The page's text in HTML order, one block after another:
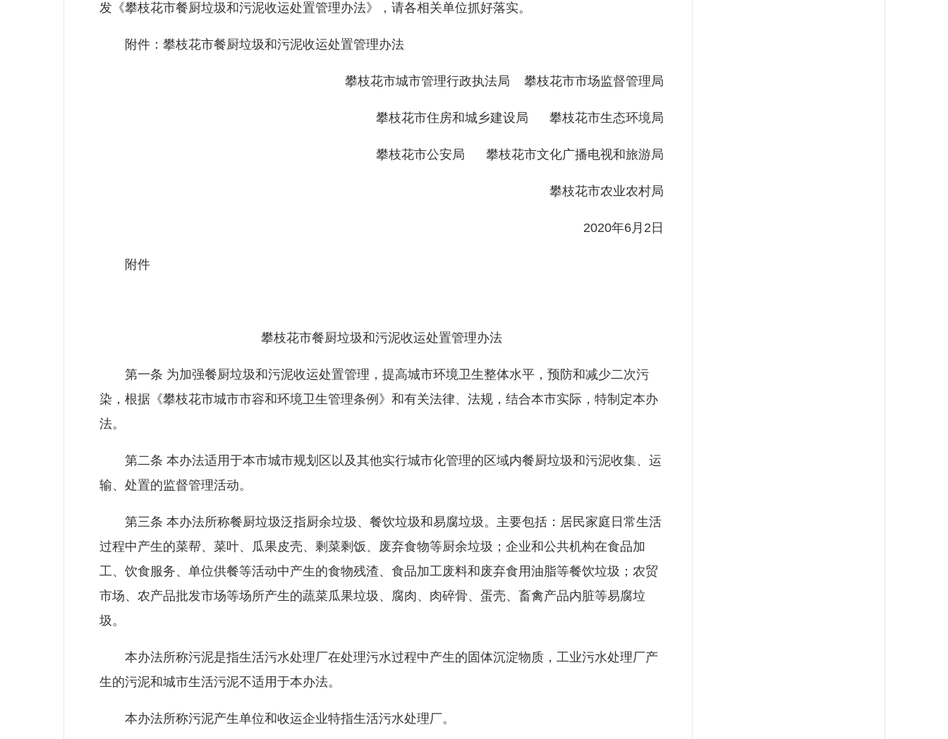
发《攀枝花市餐厨垃圾和污泥收运处置管理办法》，请各相关单位抓好落实。
附件：攀枝花市餐厨垃圾和污泥收运处置管理办法
攀枝花市城市管理行政执法局 攀枝花市市场监督管理局
攀枝花市住房和城乡建设局 攀枝花市生态环境局
攀枝花市公安局 攀枝花市文化广播电视和旅游局
攀枝花市农业农村局
2020年6月2日
附件
攀枝花市餐厨垃圾和污泥收运处置管理办法
第一条 为加强餐厨垃圾和污泥收运处置管理，提高城市环境卫生整体水平，预防和减少二次污
染，根据《攀枝花市城市市容和环境卫生管理条例》和有关法律、法规，结合本市实际，特制定本办
法。
第二条 本办法适用于本市城市规划区以及其他实行城市化管理的区域内餐厨垃圾和污泥收集、运
输、处置的监督管理活动。
第三条 本办法所称餐厨垃圾泛指厨余垃圾、餐饮垃圾和易腐垃圾。主要包括：居民家庭日常生活
过程中产生的菜帮、菜叶、瓜果皮壳、剩菜剩饭、废弃食物等厨余垃圾；企业和公共机构在食品加
工、饮食服务、单位供餐等活动中产生的食物残渣、食品加工废料和废弃食用油脂等餐饮垃圾；农贸
市场、农产品批发市场等场所产生的蔬菜瓜果垃圾、腐肉、肉碎骨、蛋壳、畜禽产品内脏等易腐垃
圾。
本办法所称污泥是指生活污水处理厂在处理污水过程中产生的固体沉淀物质，工业污水处理厂产
生的污泥和城市生活污泥不适用于本办法。
本办法所称污泥产生单位和收运企业特指生活污水处理厂。